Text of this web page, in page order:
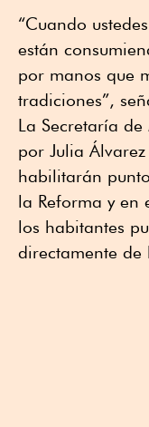
“Cuando
están
por manos que
tradiciones”,
La Secretaría
por Julia
habilitarán
la Reforma y en
los habitantes
directamente de